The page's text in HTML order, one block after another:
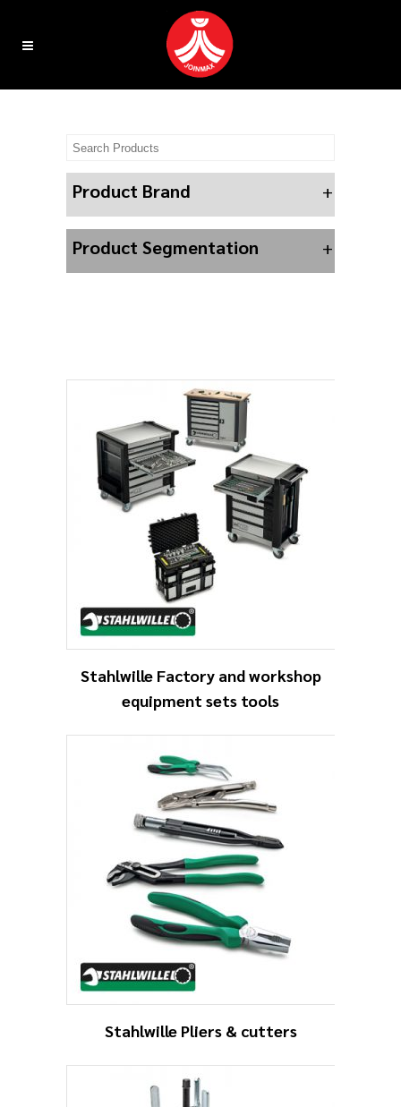
Product Brand +
Product Segmentation +
Stahlwille Factory and workshop
equipment sets tools
Stahlwille Pliers & cutters